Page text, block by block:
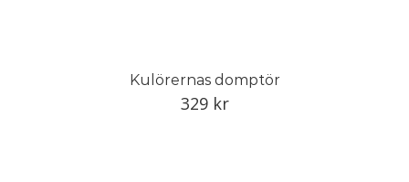
Kulörernas domptör
329 kr